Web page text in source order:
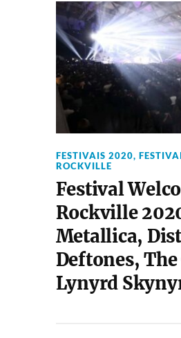
FESTIVAIS 2020,
ROCKVILLE
Festival
Rockville
Metallica,
Deftones,
Lynyrd